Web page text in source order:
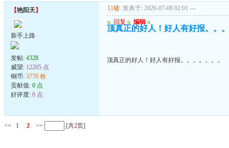
【艳阳天】
新手上路
发帖: 4328
威望: 12205 点
铜币: 3770 枚
贡献值: 0 点
好评度: 0 点
11楼 发表于: 2026-07-08 02:01 ---
u 回复 u 编辑 u
顶真正的好人！好人有好报。。
顶真正的好人！好人有好报。。。。。。。
<< 1 2 >> [共2页]